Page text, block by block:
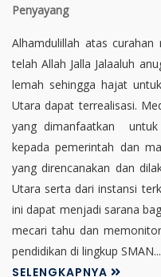
Penyayang
Alhamdulillah atas
telah Allah Jalla Jalaaluh
lemah sehingga hajat
Utara dapat terrealisasi.
yang dimanfaatkan
kepada pemerintah dan
yang direncanakan dan
Utara serta dari instansi
ini dapat menjadi sarana
mecari tahu dan
pendidikan di lingkup SMAN...
SELENGKAPNYA